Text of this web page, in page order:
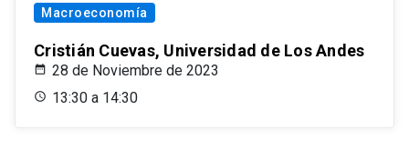
Macroeconomía
Cristián Cuevas, Universidad de Los Andes
28 de Noviembre de 2023
13:30 a 14:30